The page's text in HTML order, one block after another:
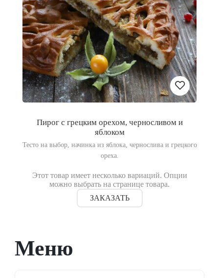
в
Пирог с грецким орехом, черносливом и
яблоком
Тесто на выбор, начинка из яблока, чернослива и грецкого
ореха.
Этот товар имеет несколько вариаций. Опции
можно выбрать на странице товара.
ЗАКАЗАТЬ
Меню